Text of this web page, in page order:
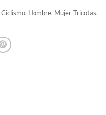
Ciclismo, Hombre, Mujer, Tricotas,